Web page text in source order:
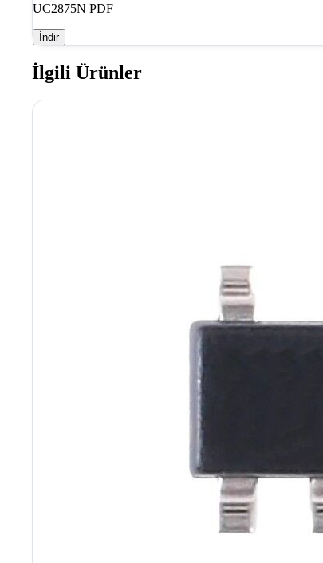
UC2875N PDF
İndir
İlgili Ürünler